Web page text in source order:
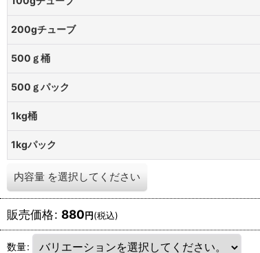
200gチューブ
500ｇ桶
500ｇパック
1kg桶
1kgパック
内容量 を選択してください
販売価格: 880円(税込)
数量: